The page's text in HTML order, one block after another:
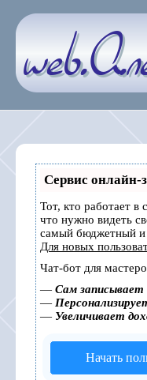
Сервис онлайн-
Тот, кто работает в
что нужно видеть
самый бюджетный и
Для новых
Чат-бот для
— Сам записывает
—
— Увеличивает
Начать